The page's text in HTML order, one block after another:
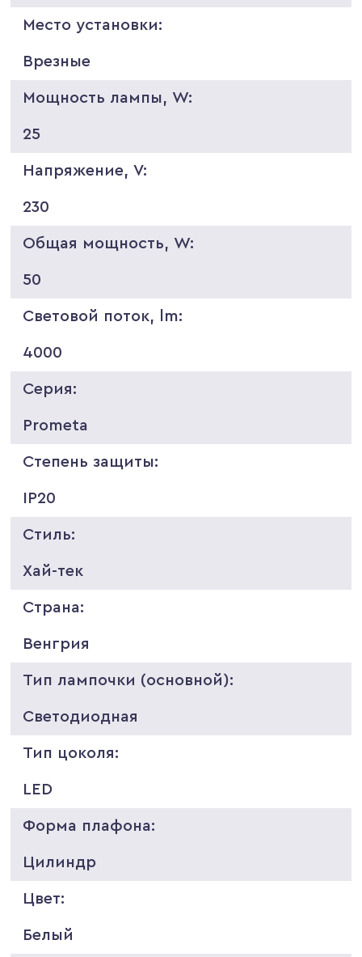
Место установки:
Врезные
Мощность лампы, W:
25
Напряжение, V:
230
Общая мощность, W:
50
Световой поток, lm:
4000
Серия:
Prometa
Степень защиты:
IP20
Стиль:
Хай-тек
Страна:
Венгрия
Тип лампочки (основной):
Светодиодная
Тип цоколя:
LED
Форма плафона:
Цилиндр
Цвет:
Белый